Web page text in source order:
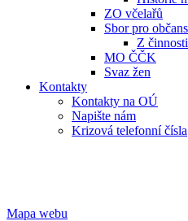
ZO včelařů
Sbor pro
Z
MO ČČK
Svaz žen
Kontakty
Kontakty na OÚ
Napište nám
Krizová telefonní čísla
Mapa webu